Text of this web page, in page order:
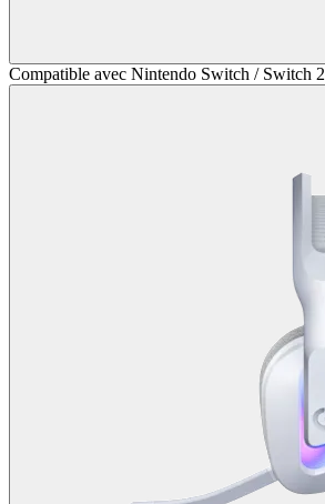
Compatible avec Nintendo Switch / Switch 2